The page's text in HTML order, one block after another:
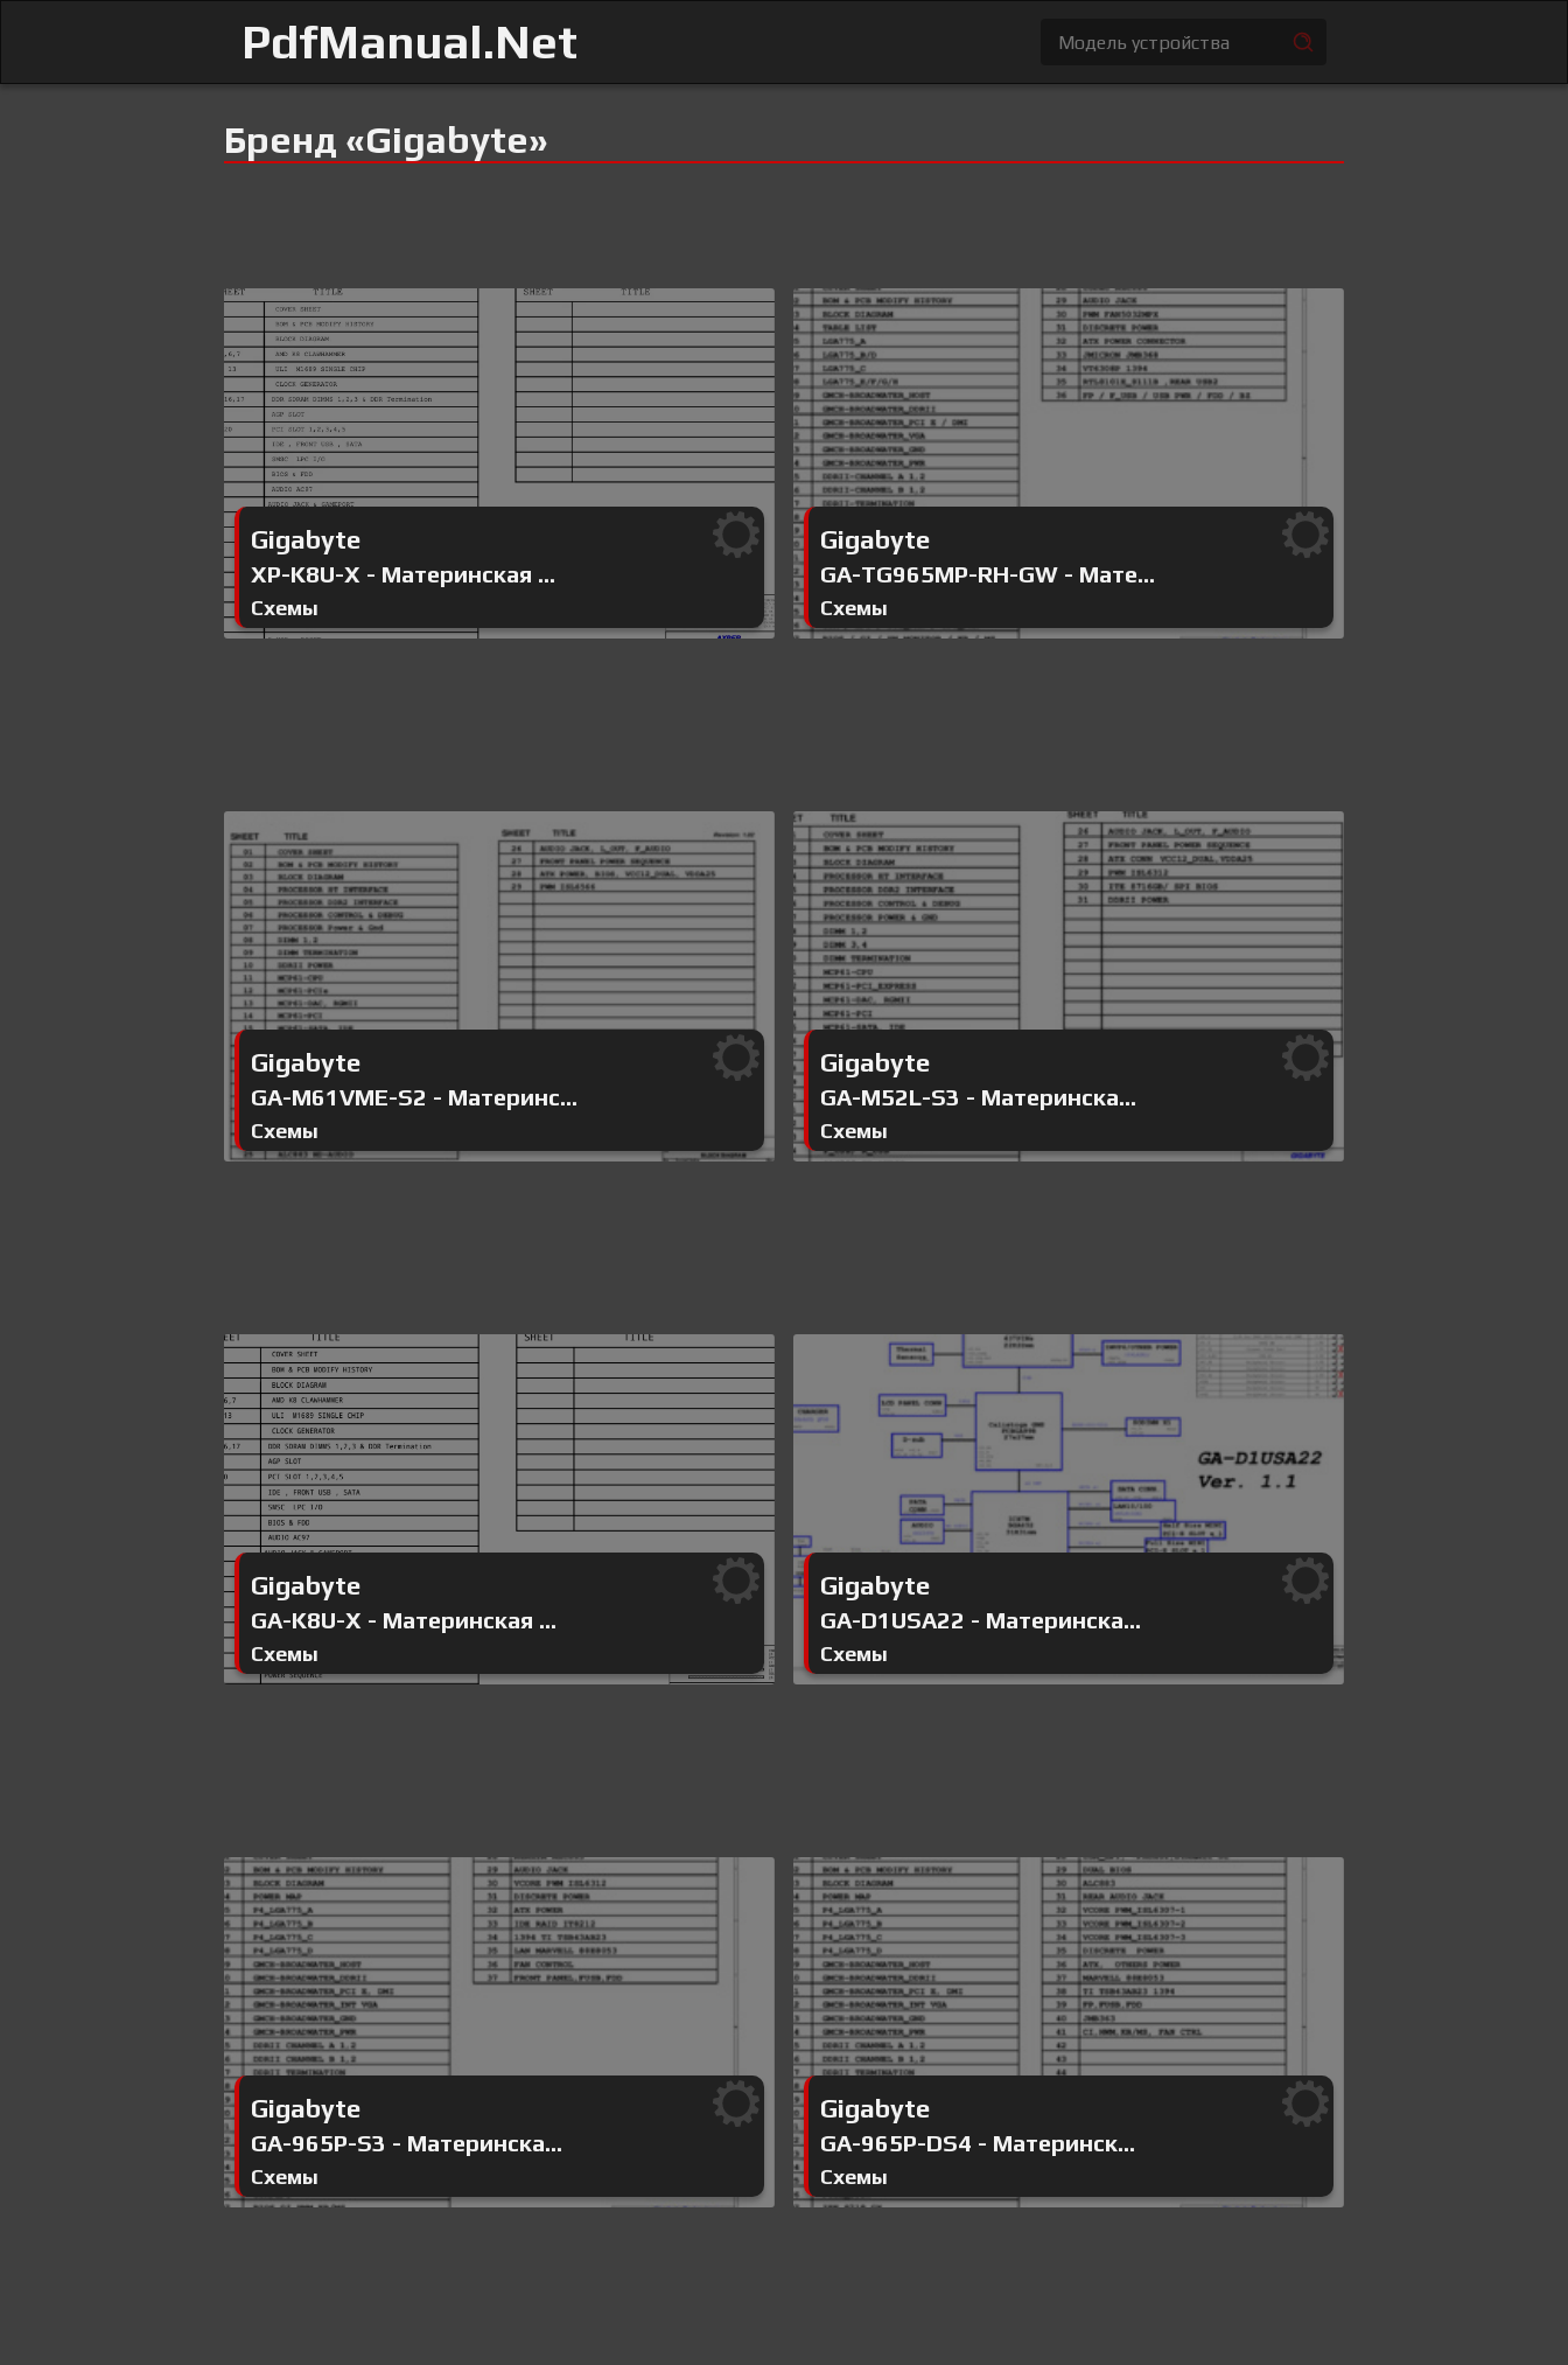
PdfManual.Net
Бренд «Gigabyte»
Gigabyte
XP-K8U-X - Материнская ...
Схемы
Gigabyte
GA-TG965MP-RH-GW - Мате...
Схемы
Gigabyte
GA-M61VME-S2 - Материнс...
Схемы
Gigabyte
GA-M52L-S3 - Материнска...
Схемы
Gigabyte
GA-K8U-X - Материнская ...
Схемы
Gigabyte
GA-D1USA22 - Материнска...
Схемы
Gigabyte
GA-965P-S3 - Материнска...
Схемы
Gigabyte
GA-965P-DS4 - Материнск...
Схемы